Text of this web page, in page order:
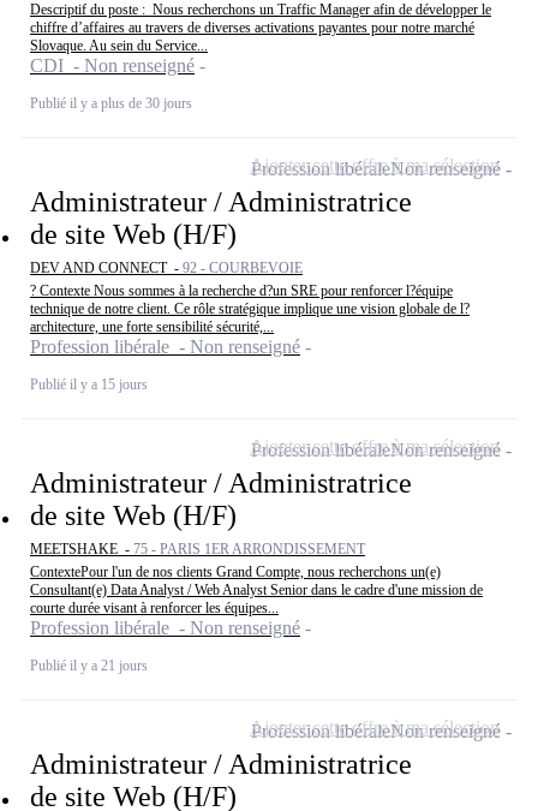
Descriptif du poste : Nous recherchons un Traffic Manager afin de développer le
chiffre d’affaires au travers de diverses activations payantes pour notre marché
Slovaque. Au sein du Service...
CDI - Non renseigné
Publié il y a plus de 30 jours
Administrateur / Administratrice
de site Web (H/F)
DEV AND CONNECT - 92 - COURBEVOIE
? Contexte Nous sommes à la recherche d?un SRE pour renforcer l?équipe
technique de notre client. Ce rôle stratégique implique une vision globale de l?
architecture, une forte sensibilité sécurité,...
Profession libérale - Non renseigné
Publié il y a 15 jours
Profession libéraleNon renseigné
Ajouter cette offre à ma sélection
Administrateur / Administratrice
de site Web (H/F)
MEETSHAKE - 75 - PARIS 1ER ARRONDISSEMENT
ContextePour l'un de nos clients Grand Compte, nous recherchons un(e)
Consultant(e) Data Analyst / Web Analyst Senior dans le cadre d'une mission de
courte durée visant à renforcer les équipes...
Profession libérale - Non renseigné
Publié il y a 21 jours
Profession libéraleNon renseigné
Ajouter cette offre à ma sélection
Administrateur / Administratrice
de site Web (H/F)
Profession libéraleNon renseigné
Ajouter cette offre à ma sélection